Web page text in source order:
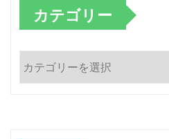
カテゴリー
テ